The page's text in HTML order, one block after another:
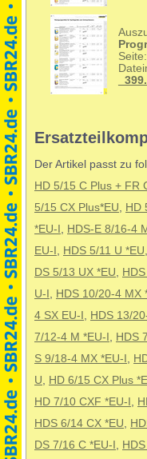
Seite:
Der Artikel passt zu
HD 5/15 C Plus + FR
5/15 CX Plus*EU
HD
*EU-I
HDS-E 8/16-4
EU-I
HDS 5/11 U *EU
DS 5/13 UX *EU
U-I
HDS 10/20-4 MX
4 SX EU-I
HDS 13/
7/12-4 M *EU-I
HDS
S 9/18-4 MX *EU-I
U
HD 6/15 CX Plus
HD 7/10 CXF *EU-I
HDS 6/14 CX *EU
DS 7/16 C *EU-I